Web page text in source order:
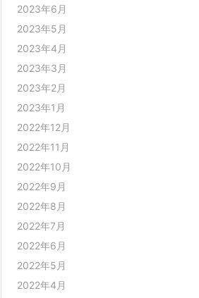
2023年6月
2023年5月
2023年4月
2023年3月
2023年2月
2023年1月
2022年12月
2022年11月
2022年10月
2022年9月
2022年8月
2022年7月
2022年6月
2022年5月
2022年4月